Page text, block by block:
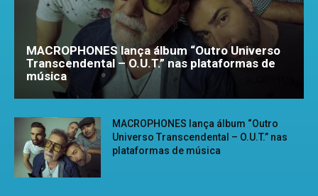
MACROPHONES lança álbum “Outro Universo
Transcendental – O.U.T.” nas plataformas de
música
MACROPHONES lança álbum “Outro
Universo Transcendental – O.U.T.” nas
plataformas de música